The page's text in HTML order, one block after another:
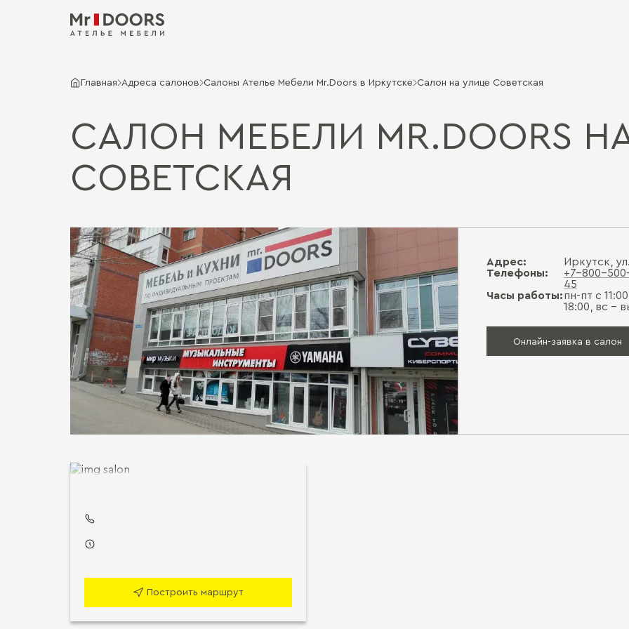
Главная Адреса салонов Салоны Ателье Мебели Mr.Doors в Иркутске Салон на улице Советская
САЛОН МЕБЕЛИ MR.DOORS
СОВЕТСКАЯ
Адрес:
Иркутск,
Телефоны:
+7-800-
45
Часы работы:пн-пт с
18:00, вс -
Онлайн-заявка в салон
Построить маршрут